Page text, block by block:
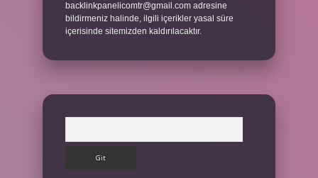
backlinkpanelicomtr@gmail.com adresine
bildirmeniz halinde, ilgili içerikler yasal süre
içerisinde sitemizden kaldırılacaktır.